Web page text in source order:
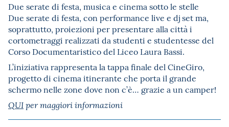
Due serate di festa, musica e cinema sotto le stelle
Due serate di festa, con performance live e dj set ma,
soprattutto, proiezioni per presentare alla città i
cortometraggi realizzati da studenti e studentesse del
Corso Documentaristico del Liceo Laura Bassi.
L’iniziativa rappresenta la tappa finale del CineGiro,
progetto di cinema itinerante che porta il grande
schermo nelle zone dove non c’è… grazie a un camper!
QUIper maggiori informazioni